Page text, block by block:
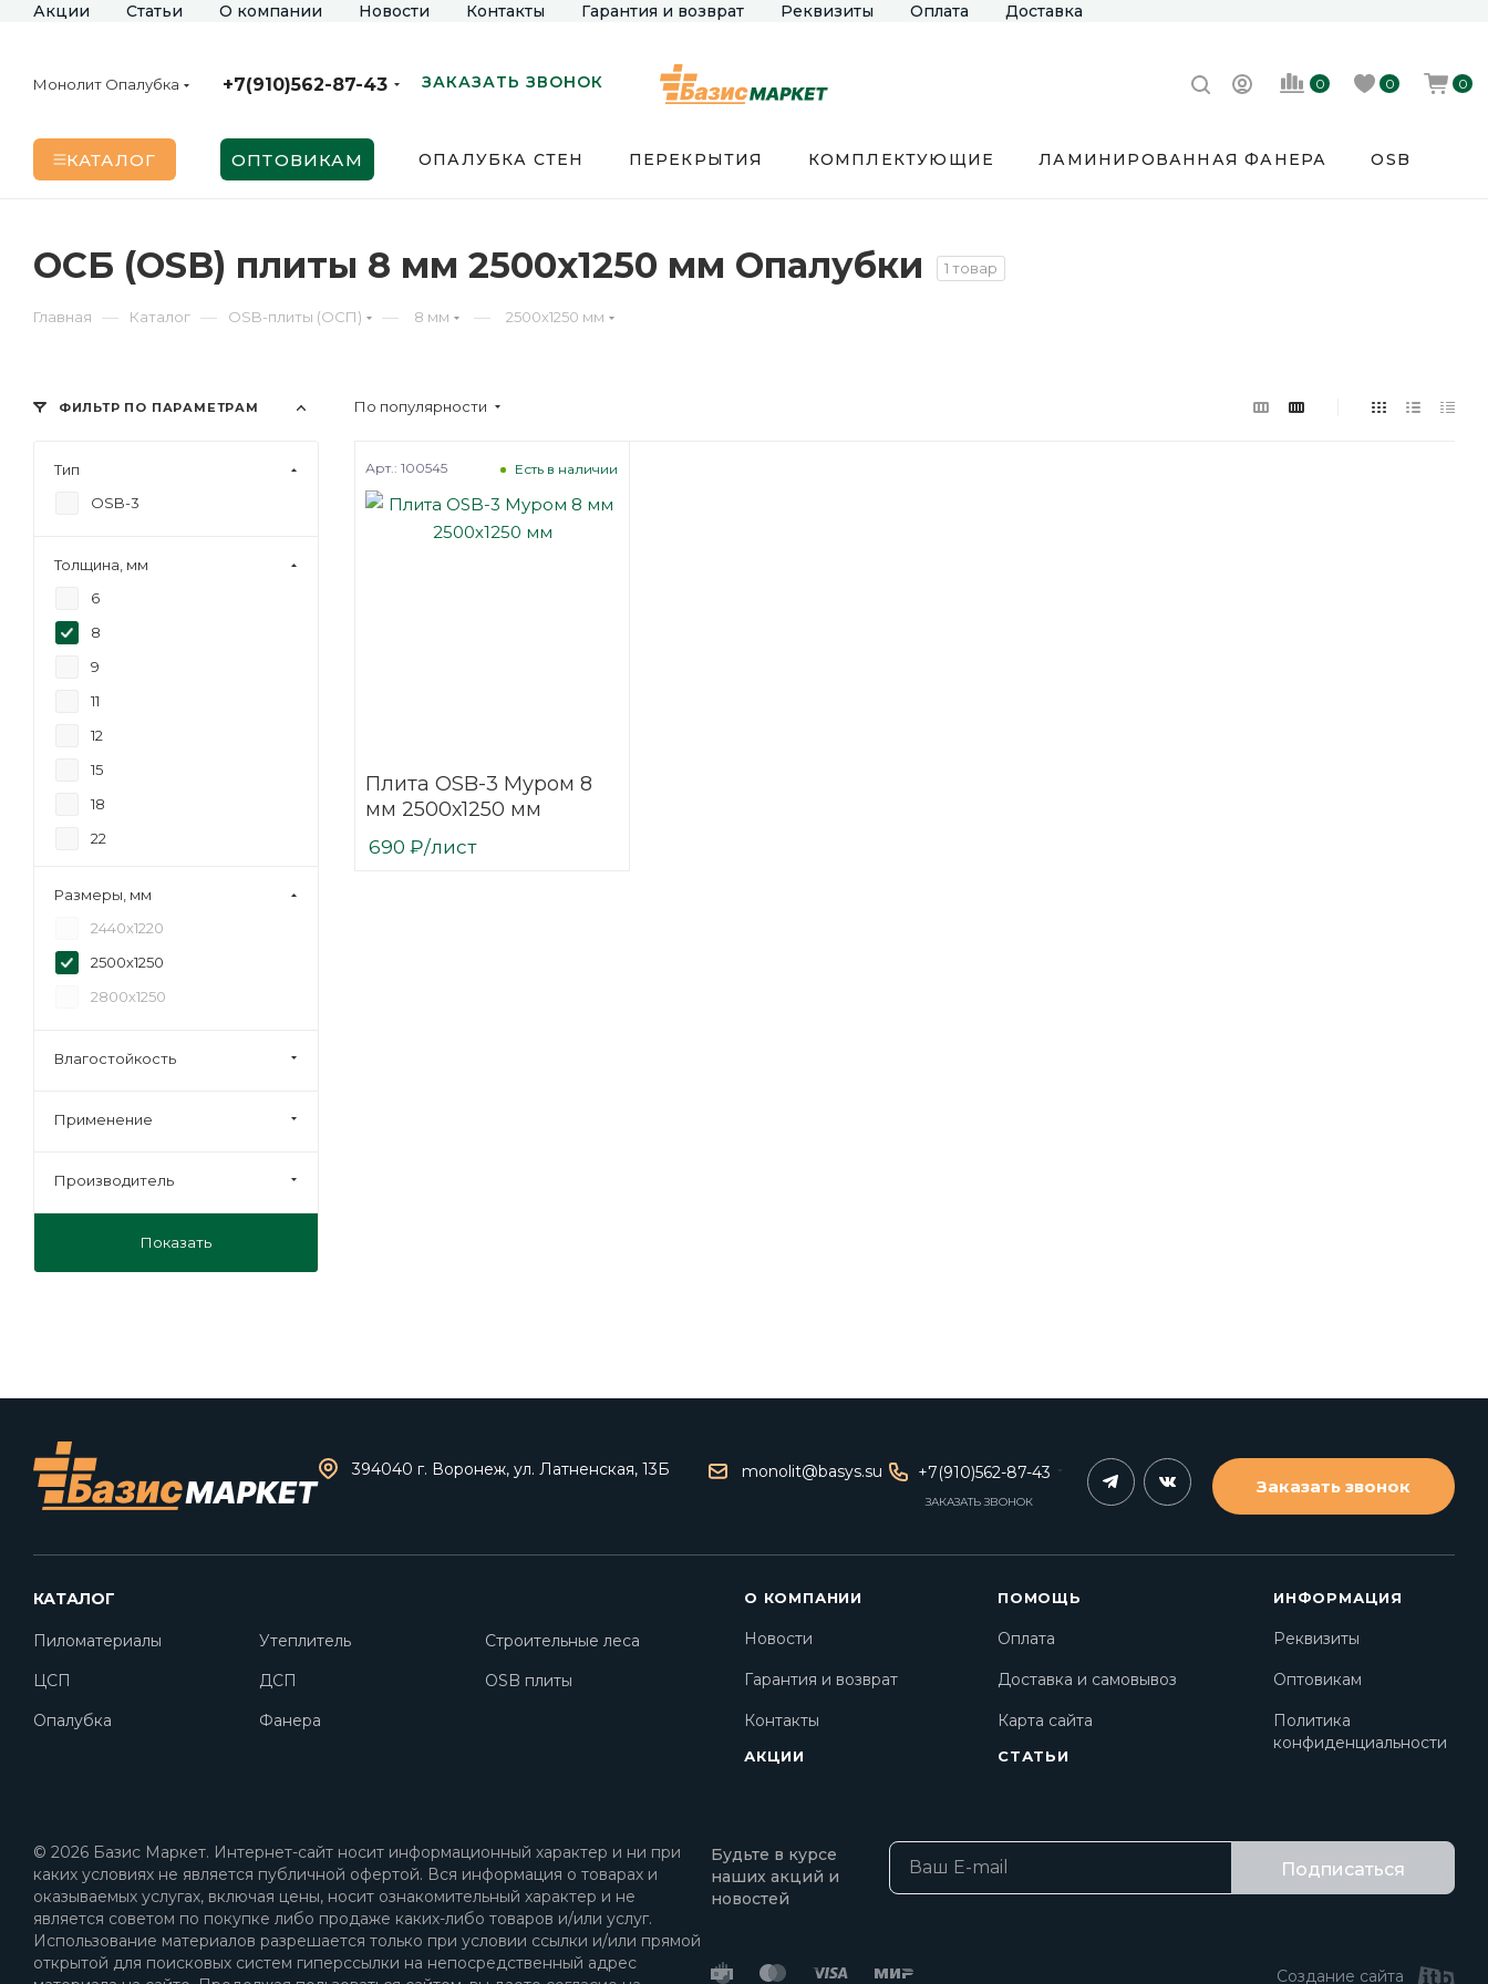
Акции Статьи О компании Новости Контакты Гарантия и возврат Реквизиты Оплата Доставка
Монолит Опалубка +7(910)562-87-43 ЗАКАЗАТЬ ЗВОНОК 0 0 0
КАТАЛОГ ОПТОВИКАМ ОПАЛУБКА СТЕН ПЕРЕКРЫТИЯ КОМПЛЕКТУЮЩИЕ ЛАМИНИРОВАННАЯ ФАНЕРА OSB
ОСБ (OSB) плиты 8 мм 2500х1250 мм Опалубки 1 товар
Главная — Каталог — OSB-плиты (ОСП) — 8 мм — 2500х1250 мм
По популярности
Плита OSB-3 Муром 8
мм 2500х1250 мм
Есть в наличии
Арт.: 100545
690 ₽/лист
ФИЛЬТР ПО ПАРАМЕТРАМ
Тип
OSB-3
Толщина, мм
6
8
9
11
12
15
18
22
Размеры, мм
2440х1220
2500х1250
2800х1250
Влагостойкость
Применение
Производитель
Показать
394040 г. Воронеж, ул. Латненская, 13Б monolit@basys.su +7(910)562-87-43
ЗАКАЗАТЬ ЗВОНОК
Заказать звонок
КАТАЛОГ
Пиломатериалы Утеплитель
Строительные леса
ЦСП
ДСП
OSB плиты
Опалубка
Фанера
О КОМПАНИИ
Новости
Гарантия и возврат
Контакты
АКЦИИ
ПОМОЩЬ
Оплата
Доставка и самовывоз
Карта сайта
СТАТЬИ
ИНФОРМАЦИЯ
Реквизиты
Оптовикам
Политика
конфиденциальности
Будьте в курсе
наших акций и
новостей
Подписаться
Создание сайта
© 2026 Базис Маркет. Интернет-сайт носит информационный характер и ни при
каких условиях не является публичной офертой. Вся информация о товарах и
оказываемых услугах, включая цены, носит ознакомительный характер и не
является советом по покупке либо продаже каких-либо товаров и/или услуг.
Использование материалов разрешается только при условии ссылки и/или прямой
открытой для поисковых систем гиперссылки на непосредственный адрес